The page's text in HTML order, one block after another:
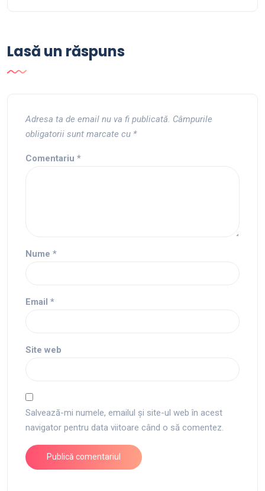
Lasă un răspuns
Adresa ta de email nu va fi publicată. Câmpurile
obligatorii sunt marcate cu *
Comentariu *
Nume *
Email *
Site web
Salvează-mi numele, emailul și site-ul web în acest
navigator pentru data viitoare când o să comentez.